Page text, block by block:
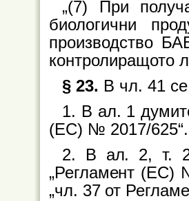
„(7) При
биологични
производство
контролиращото
§ 23. В чл. 41
1. В ал. 1
(ЕС) № 2017/625“.
2. В ал. 2, т. 2
„Регламент (ЕС)
„чл. 37 от